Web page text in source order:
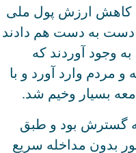
کاهش ارزش پول ملی
دست به دست هم دادند
وجود آوردند که
و مردم وارد آورد و با
گسترش بود و طبق
بدون مداخله سریع